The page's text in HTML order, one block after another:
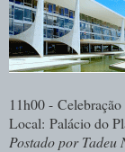
11h00 -
Local: Palácio do
Postado por Tadeu